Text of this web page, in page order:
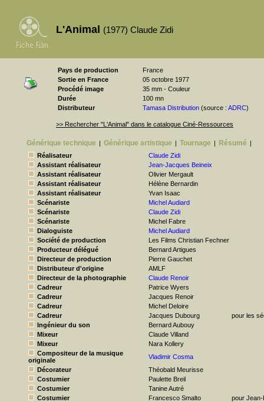
L'Animal (1977) Claude Zidi
Pays de production
France
Sortie en France
05 octobre 1977
Procédé image
35 mm - Couleur
Durée
100 mn
Distributeur
Tamasa Distribution (source : ADRC)
>> Rechercher "L'Animal" dans le catalogue Ciné-Ressources
Générique technique | Générique artistique | Tournage | Résumé |
Réalisateur
Claude Zidi
Assistant réalisateur
Jean-Jacques Beineix
Assistant réalisateur
Olivier Mergault
Assistant réalisateur
Hélène Bernardin
Assistant réalisateur
Yvan Isaac
Scénariste
Michel Audiard
Scénariste
Claude Zidi
Scénariste
Michel Fabre
Dialoguiste
Michel Audiard
Société de production
Les Films Christian Fechner
Producteur délégué
Bernard Artigues
Directeur de production
Pierre Gauchet
Distributeur d'origine
AMLF
Directeur de la photographie
Claude Renoir
Cadreur
Patrice Wyers
Cadreur
Jacques Renoir
Cadreur
Michel Deloire
Cadreur
Jacques Dubourg
pour les
Ingénieur du son
Bernard Aubouy
Mixeur
Claude Villand
Mixeur
Nara Kollery
Compositeur de la musique
originale
Vladimir Cosma
Décorateur
Théobald Meurisse
Costumier
Paulette Breil
Costumier
Tanine Autré
Costumier
Francesco Smalto
pour Jean-